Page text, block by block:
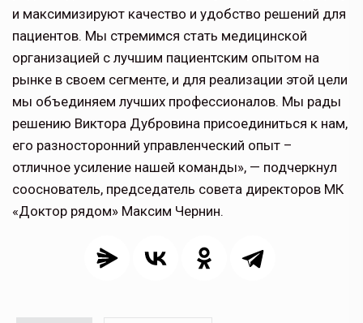
и максимизируют качество и удобство решений для
пациентов. Мы стремимся стать медицинской
организацией с лучшим пациентским опытом на
рынке в своем сегменте, и для реализации этой цели
мы объединяем лучших профессионалов. Мы рады
решению Виктора Дубровина присоединиться к нам,
его разносторонний управленческий опыт –
отличное усиление нашей команды», — подчеркнул
сооснователь, председатель совета директоров МК
«Доктор рядом» Максим Чернин.